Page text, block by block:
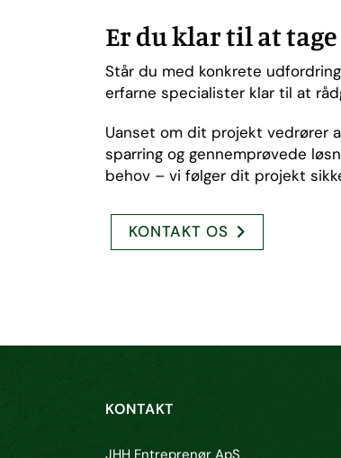
Er du klar til at
Står du med konkrete
erfarne specialister klar til at
Uanset om dit projekt vedrører
sparring og gennemprøvede
behov – vi følger dit projekt
KONTAKT OS
KONTAKT